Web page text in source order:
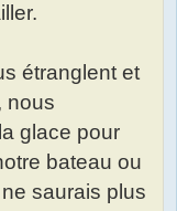
étranglent et
nous
glace pour
bateau ou
saurais plus